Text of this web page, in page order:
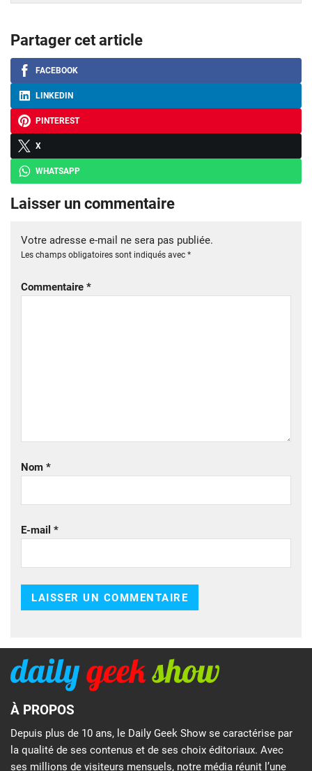
Partager cet article
FACEBOOK
LINKEDIN
PINTEREST
X
WHATSAPP
Laisser un commentaire
Votre adresse e-mail ne sera pas publiée.
Les champs obligatoires sont indiqués avec *
Commentaire *
Nom *
E-mail *
À PROPOS
Depuis plus de 10 ans, le Daily Geek Show se caractérise par
la qualité de ses contenus et de ses choix éditoriaux. Avec
ses millions de visiteurs mensuels, notre média réunit l’une